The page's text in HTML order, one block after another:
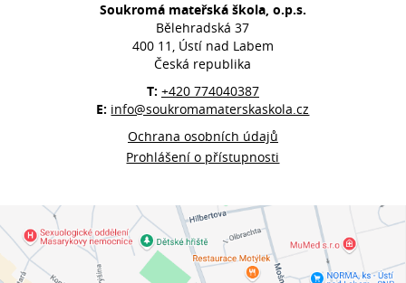
Soukromá mateřská škola, o.p.s.
Bělehradská 37
400 11, Ústí nad Labem
Česká republika
T: +420 774040387
E: info@soukromamaterskaskola.cz
Ochrana osobních údajů
Prohlášení o přístupnosti